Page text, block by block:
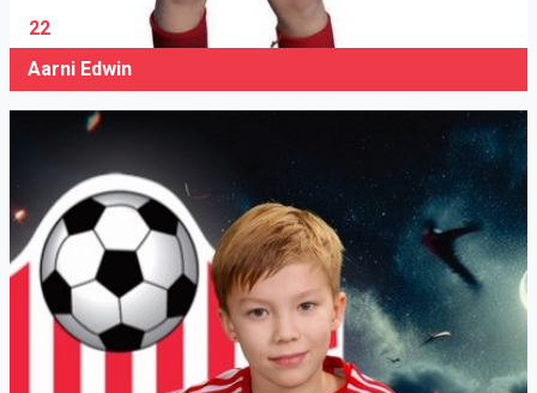
22
Aarni Edwin